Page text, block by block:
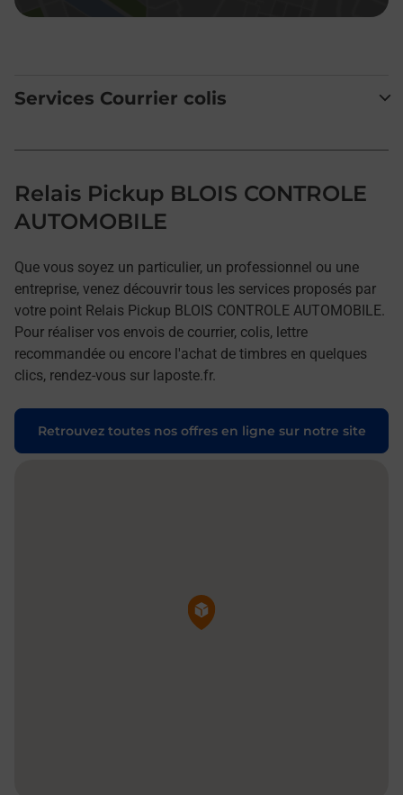
Services Courrier colis
Relais Pickup BLOIS CONTROLE
AUTOMOBILE
Que vous soyez un particulier, un professionnel ou une
entreprise, venez découvrir tous les services proposés par
votre point Relais Pickup BLOIS CONTROLE AUTOMOBILE.
Pour réaliser vos envois de courrier, colis, lettre
recommandée ou encore l'achat de timbres en quelques
clics, rendez-vous sur laposte.fr.
Retrouvez toutes nos offres en ligne sur notre site
Pin de la carte